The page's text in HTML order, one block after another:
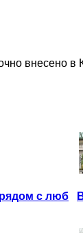
внесено в
рядом с люб